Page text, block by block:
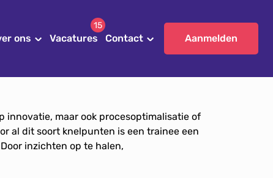
ons Vacatures
15
Contact Aanmelden
innovatie, maar ook procesoptimalisatie of
al dit soort knelpunten is een trainee een
inzichten op te halen,